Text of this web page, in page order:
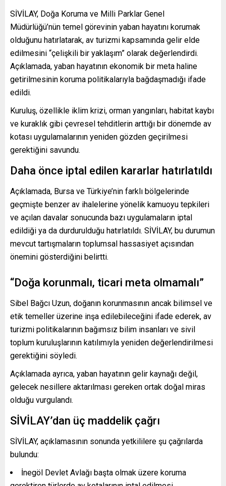
SİVİLAY, Doğa Koruma ve Milli Parklar Genel
Müdürlüğü’nün temel görevinin yaban hayatını korumak
olduğunu hatırlatarak, av turizmi kapsamında gelir elde
edilmesini “çelişkili bir yaklaşım” olarak değerlendirdi.
Açıklamada, yaban hayatının ekonomik bir meta haline
getirilmesinin koruma politikalarıyla bağdaşmadığı ifade
edildi.
Kuruluş, özellikle iklim krizi, orman yangınları, habitat kaybı
ve kuraklık gibi çevresel tehditlerin arttığı bir dönemde av
kotası uygulamalarının yeniden gözden geçirilmesi
gerektiğini savundu.
Daha önce iptal edilen kararlar hatırlatıldı
Açıklamada, Bursa ve Türkiye’nin farklı bölgelerinde
geçmişte benzer av ihalelerine yönelik kamuoyu tepkileri
ve açılan davalar sonucunda bazı uygulamaların iptal
edildiği ya da durdurulduğu hatırlatıldı. SİVİLAY, bu durumun
mevcut tartışmaların toplumsal hassasiyet açısından
önemini gösterdiğini belirtti.
“Doğa korunmalı, ticari meta olmamalı”
Sibel Bağcı Uzun, doğanın korunmasının ancak bilimsel ve
etik temeller üzerine inşa edilebileceğini ifade ederek, av
turizmi politikalarının bağımsız bilim insanları ve sivil
toplum kuruluşlarının katılımıyla yeniden değerlendirilmesi
gerektiğini söyledi.
Açıklamada ayrıca, yaban hayatının gelir kaynağı değil,
gelecek nesillere aktarılması gereken ortak doğal miras
olduğu vurgulandı.
SİVİLAY’dan üç maddelik çağrı
SİVİLAY, açıklamasının sonunda yetkililere şu çağrılarda
bulundu:
İnegöl Devlet Avlağı başta olmak üzere koruma